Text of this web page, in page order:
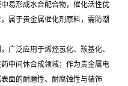
易形成水合配合物，催化活性优
属于贵金属催化剂原料，需防潮
广泛应用于烯烃氢化、羰基化、
中间体合成领域；作为贵金属电
面的耐磨性、耐腐蚀性与装饰